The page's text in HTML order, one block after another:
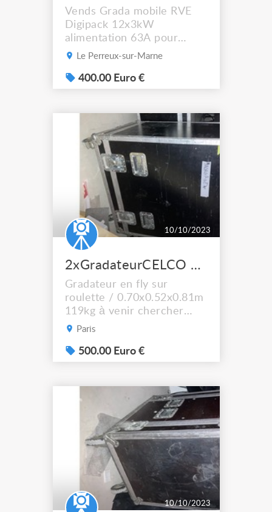
Vends Grada mobile RVE
Digipack 12x3kW
alimentation 63A pour
cause de changement de
aucun souci. Prix annoncé
à la pièce, 3 blocs
Le Perreux-sur-Marne
400.00 Euro €
10/10/2023
2xGradateurCELCO 36x2kw arrivée 125AT numérique
Gradateur en fly sur
roulette / 0.70x0.52x0.81m
119kg à venir chercher
dans le 19ème
Vendre ou à Échanger
contre des GRADA FLUO
Paris
500.00 Euro €
10/10/2023